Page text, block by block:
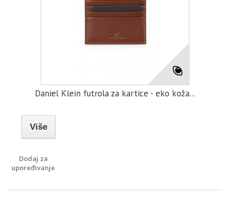
Daniel Klein futrola za kartice - eko koža...
Više
Dodaj za
upoređivanje